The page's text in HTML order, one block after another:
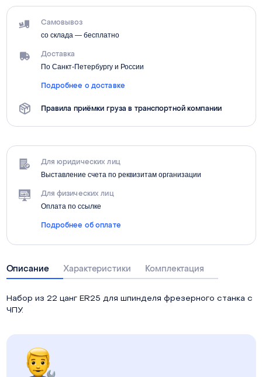
Самовывоз
со склада — бесплатно
Доставка
По Санкт-Петербургу и России
Подробнее о доставке
Правила приёмки груза в транспортной компании
Для юридических лиц
Выставление счета по реквизитам организации
Для физических лиц
Оплата по ссылке
Подробнее об оплате
Описание Характеристики Комплектация
Набор из 22 цанг ER25 для шпинделя фрезерного станка с
ЧПУ.